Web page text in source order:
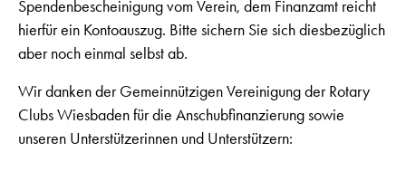
Spendenbescheinigung vom Verein, dem Finanzamt reicht
hierfür ein Kontoauszug. Bitte sichern Sie sich diesbezüglich
aber noch einmal selbst ab.
Wir danken der Gemeinnützigen Vereinigung der Rotary
Clubs Wiesbaden für die Anschubfinanzierung sowie
unseren Unterstützerinnen und Unterstützern: